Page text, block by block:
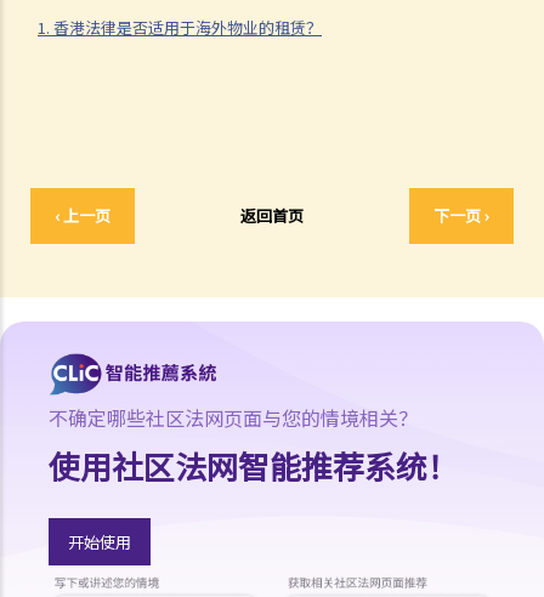
1. 香港法律是否适用于海外物业的租赁？
‹ 上一页 返回首页 下一页 ›
文件有甚麽后果？
什么需要特别注意？
9. 部份处所的地契中载有承诺、条款及细则不容许占用人出租作住宅用
判决摘要1：若欠缺租约必须具备的条款，便不构成具法律约束力的合
约 (World Food Fair Ltd 诉 Hong Kong Island Development Ltd)
判决摘要2：无就租赁物业于租赁期间适合居住或适合租客使用的隐含
保证（陈敏庄 诉 唐帜章）
判决摘要3：干扰安宁享用需要对物业的享用造成一定程度的实质性物
理干扰（Ridge Ltd 诉 Golden Castle Ltd）
判决摘要4：业主在签署租约之后同意的事情在法律上很可能没有约束
力（纪秋月 诉 蔡家荣）
在签署租约之后，应该如何处理该等文件？
不确定哪些社区法网页面与您的情境相关？
使用社区法网智能推荐系统！
开始使用